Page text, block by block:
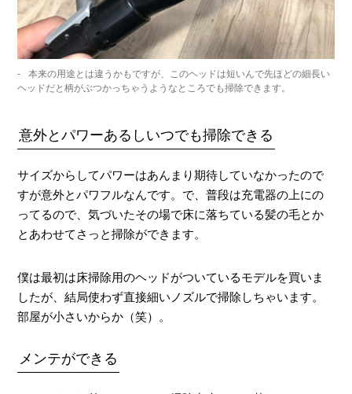
本来の用途とは違うかもですが、このヘッドは短いんで先ほどの細長い
ヘッドだと柄がぶつかっちゃうようなところでも掃除できます。
意外とパワーあるしいつでも掃除できる
サイズからしてパワーはあんまり期待していなかったので
すが意外とパワフルなんです。で、普段は充電器の上にの
ってるので、気づいたその場で床に落ちている髪の毛とか
とあわせてさっと掃除ができます。
僕は最初は床掃除用のヘッドがついているモデルを買いま
したが、結局使わず直接細いノズルで掃除しちゃいます。
部屋が小さいからか（笑）。
メンテができる